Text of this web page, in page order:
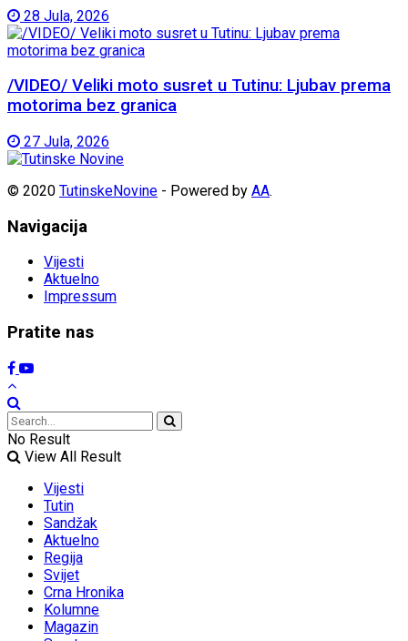
28 Jula, 2026
/VIDEO/ Veliki moto susret u Tutinu: Ljubav prema
motorima bez granica
27 Jula, 2026
© 2020 TutinskeNovine - Powered by AA.
Navigacija
Vijesti
Aktuelno
Impressum
Pratite nas
No Result
View All Result
Vijesti
Tutin
Sandžak
Aktuelno
Regija
Svijet
Crna Hronika
Kolumne
Magazin